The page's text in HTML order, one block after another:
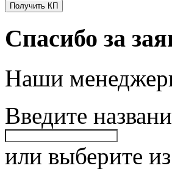
Получить КП
Спасибо за
Наши
Введите
или выберите